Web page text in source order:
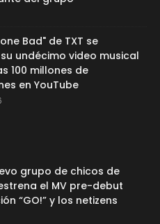
Bad" de TXT se
undécimo video musical
100 millones de
en YouTube
grupo de chicos de
el MV pre-debut
“GO!” y los netizens